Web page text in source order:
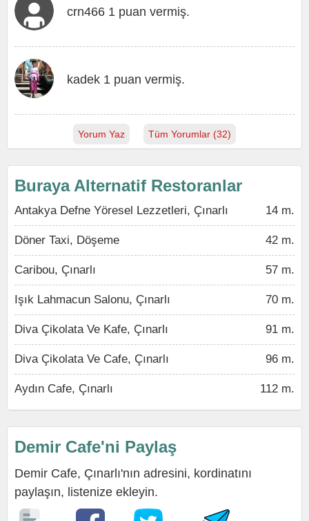
crn466 1 puan vermiş.
kadek 1 puan vermiş.
Yorum Yaz Tüm Yorumlar (32)
Buraya Alternatif Restoranlar
Antakya Defne Yöresel Lezzetleri, Çınarlı 14 m.
Döner Taxi, Döşeme 42 m.
Caribou, Çınarlı 57 m.
Işık Lahmacun Salonu, Çınarlı 70 m.
Diva Çikolata Ve Kafe, Çınarlı 91 m.
Diva Çikolata Ve Cafe, Çınarlı 96 m.
Aydın Cafe, Çınarlı 112 m.
Demir Cafe'ni Paylaş
Demir Cafe, Çınarlı'nın adresini, kordinatını
paylaşın, listenize ekleyin.